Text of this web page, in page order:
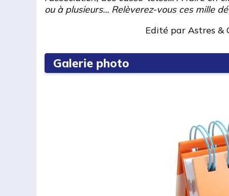
ou à plusieurs… Relèverez-vous ces mille
Edité par Astres &
Galerie photo